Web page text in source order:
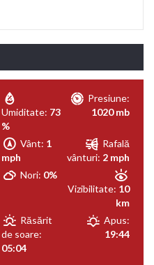
Umiditate: 73
%
Presiune:
1020 mb
Vânt: 1
mph
Rafală
vânturi: 2 mph
Nori: 0%
Vizibilitate: 10
km
Răsărit
de soare:
05:04
Apus:
19:44